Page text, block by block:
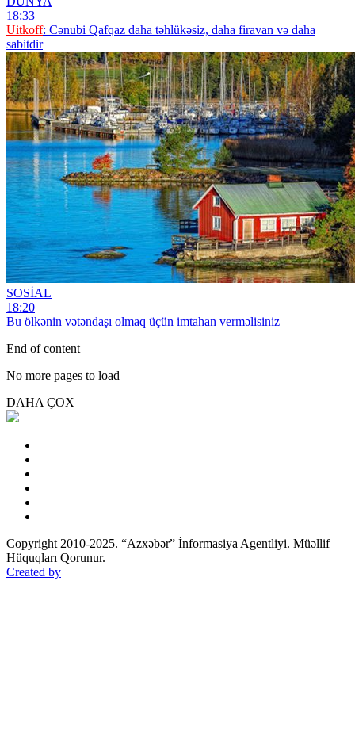
18:33
Uitkoff: Cənubi Qafqaz daha təhlükəsiz, daha firavan və daha
sabitdir
SOSİAL
18:20
Bu ölkənin vətəndaşı olmaq üçün imtahan verməlisiniz
End of content
No more pages to load
DAHA ÇOX
Copyright 2010-2025. “Azxəbər” İnformasiya Agentliyi. Müəllif
Hüquqları Qorunur.
Created by